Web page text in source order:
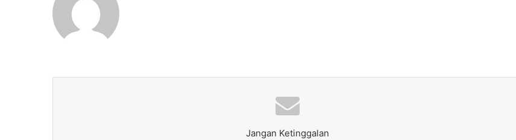
Jangan Ketinggalan